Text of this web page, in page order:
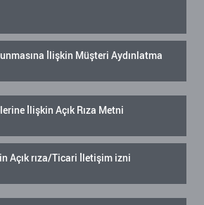
İlişkin Müşteri Aydınlatma
İlişkin Açık Rıza Metni
Açık rıza/Ticari İletişim izni